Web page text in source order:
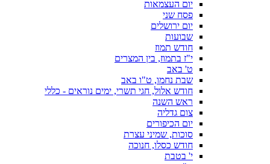
יום העצמאות
פסח שני
יום ירושלים
שבועות
חודש תמוז
י"ז בתמוז, בין המצרים
ט' באב
שבת נחמו, ט"ו באב
חודש אלול, חגי תשרי, ימים נוראים - כללי
ראש השנה
צום גדליה
יום הכיפורים
סוכות, שמיני עצרת
חודש כסלו, חנוכה
י' בטבת